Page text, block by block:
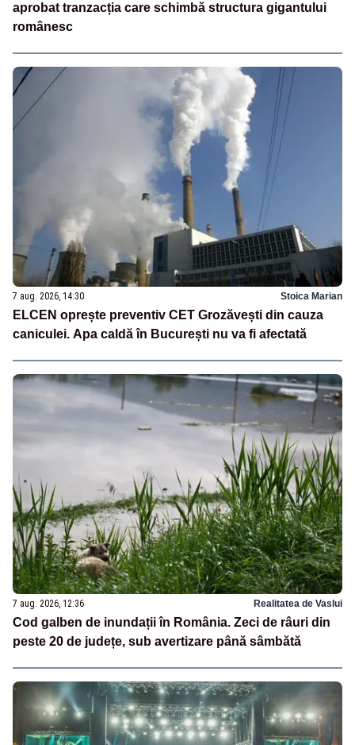
aprobat tranzacția care schimbă structura gigantului
românesc
7 aug. 2026, 14:30 Stoica Marian
ELCEN oprește preventiv CET Grozăvești din cauza
caniculei. Apa caldă în București nu va fi afectată
7 aug. 2026, 12:36 Realitatea de Vaslui
Cod galben de inundații în România. Zeci de râuri din
peste 20 de județe, sub avertizare până sâmbătă